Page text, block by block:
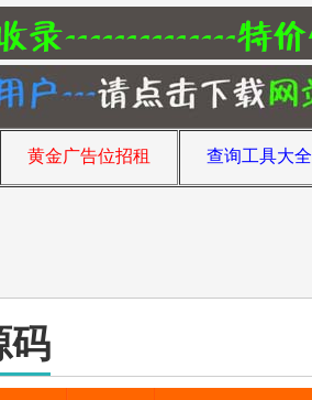
黄金广告位招租 查询工具大
码